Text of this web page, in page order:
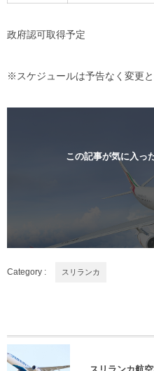
政府認可取得予定
※スケジュールは予告なく変更と
この記事が気に入っ
Category : スリランカ